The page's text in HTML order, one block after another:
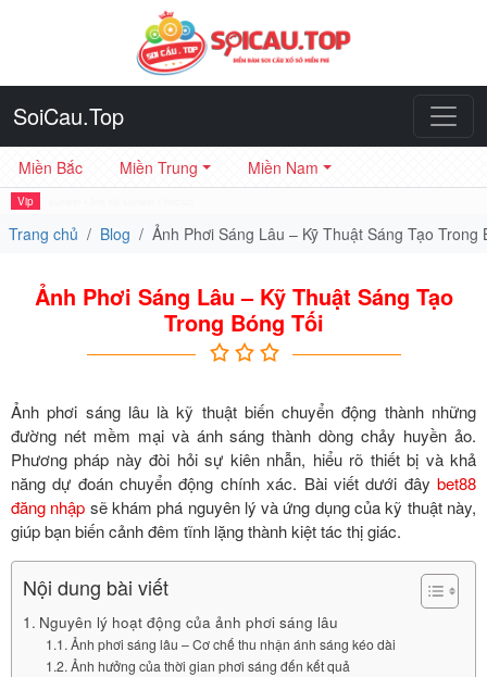
SoiCau.Top
Miền Bắc Miền Trung Miền Nam
Vip
Trang chủ Blog Ảnh Phơi Sáng Lâu – Kỹ Thuật Sáng Tạo Trong
Ảnh Phơi Sáng Lâu – Kỹ Thuật Sáng Tạo
Trong Bóng Tối
Ảnh phơi sáng lâu là kỹ thuật biến chuyển động thành những
đường nét mềm mại và ánh sáng thành dòng chảy huyền ảo.
Phương pháp này đòi hỏi sự kiên nhẫn, hiểu rõ thiết bị và khả
năng dự đoán chuyển động chính xác. Bài viết dưới đây bet88
đăng nhập sẽ khám phá nguyên lý và ứng dụng của kỹ thuật này,
giúp bạn biến cảnh đêm tĩnh lặng thành kiệt tác thị giác.
Nội dung bài viết
Nguyên lý hoạt động của ảnh phơi sáng lâu
Ảnh phơi sáng lâu – Cơ chế thu nhận ánh sáng kéo dài
Ảnh hưởng của thời gian phơi sáng đến kết quả